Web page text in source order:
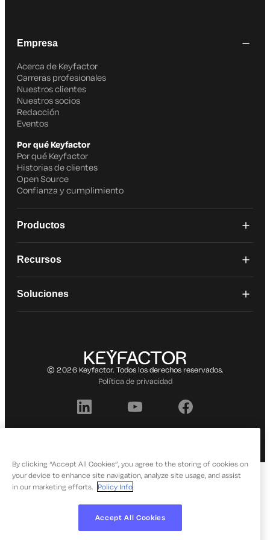
Empresa
Acerca de Keyfactor
Carreras profesionales
Nuestros clientes
Nuestros socios
Redacción
Eventos
Por qué Keyfactor
Por qué Keyfactor
Historias de clientes
Open Source
Confianza y cumplimiento
Productos
Recursos
Soluciones
© 2026 Keyfactor. Todos los derechos reservados.
Política de privacidad
By clicking “Accept All Cookies”, you agree to the storing of cookies on
your device to enhance site navigation, analyze site usage, and assist
in our marketing efforts. Policy Info
Accept All Cookies